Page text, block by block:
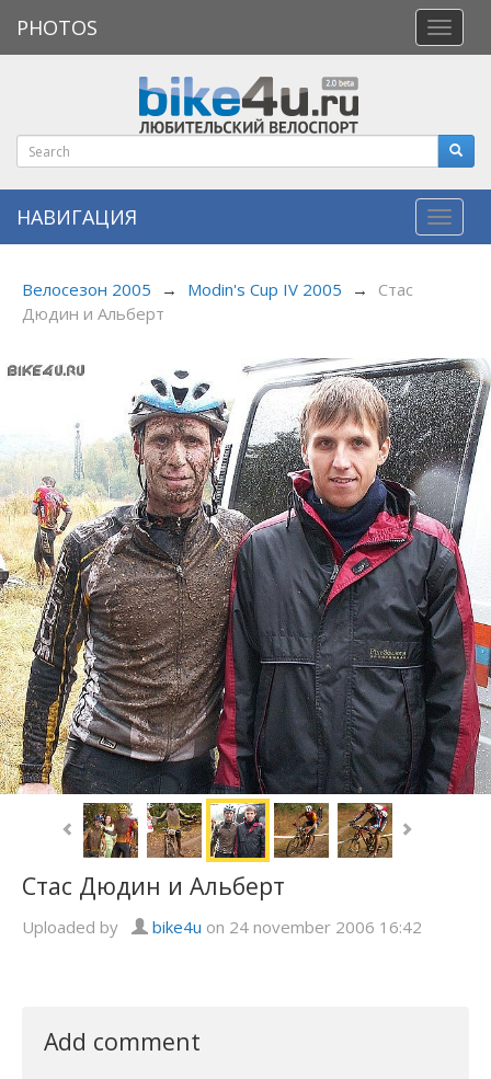
меню
PHOTOS
НАВИГАЦИЯ
Велосезон 2005 → Modin's Cup IV 2005 →
Стас
Дюдин и Альберт
Стас Дюдин и Альберт
Uploaded by bike4u on 24 november 2006 16:42
Add comment